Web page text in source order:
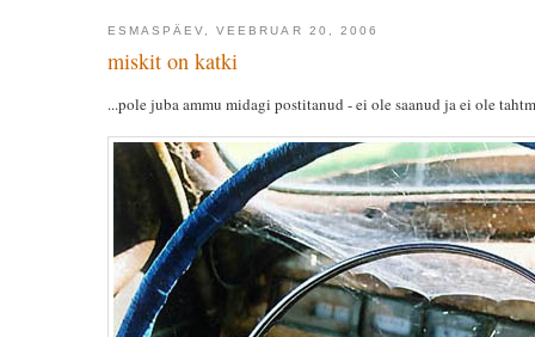
ESMASPÄEV, VEEBRUAR 20, 2006
miskit on katki
...pole juba ammu midagi postitanud - ei ole saanud ja ei ole